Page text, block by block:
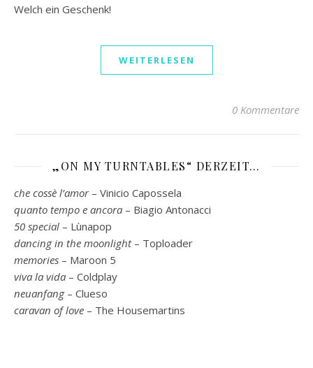
Welch ein Geschenk!
WEITERLESEN
0 Kommentare
„ON MY TURNTABLES“ DERZEIT…
che cossè l’amor – Vinicio Capossela
quanto tempo e ancora – Biagio Antonacci
50 special – Lùnapop
dancing in the moonlight– Toploader
memories – Maroon 5
viva la vida – Coldplay
neuanfang – Clueso
caravan of love – The Housemartins